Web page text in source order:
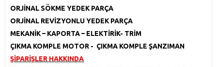
ORJİNAL SÖKME YEDEK PARÇA
ORJİNAL REVİZYONLU YEDEK PARÇA
MEKANİK – KAPORTA – ELEKTİRİK- TRİM
ÇIKMA KOMPLE MOTOR - ÇIKMA KOMPLE ŞANZIMAN
ŞİPARİŞLER HAKKINDA